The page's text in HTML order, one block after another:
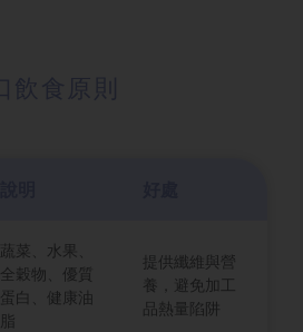
蔬菜、水果、
全穀物、優質
蛋白、健康油
脂
提供纖維與營
養，避免加工
品熱量陷阱